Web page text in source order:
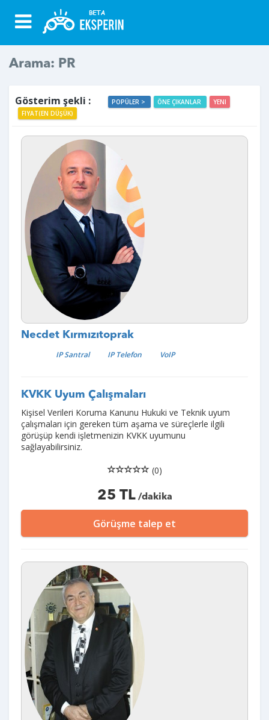
Arama: PR
Gösterim şekli : POPÜLER > ÖNE ÇIKANLAR
YENI
FIYAT(EN DÜŞÜK)
Necdet Kırmızıtoprak
IP Santral IP Telefon VoIP
KVKK Uyum Çalışmaları
Kişisel Verileri Koruma Kanunu Hukuki ve Teknik uyum
çalışmaları için gereken tüm aşama ve süreçlerle ilgili
görüşüp kendi işletmenizin KVKK uyumunu
sağlayabilirsiniz.
(0)
25 TL/dakika
Görüşme talep et